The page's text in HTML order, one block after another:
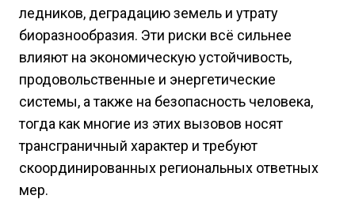
ледников, деградацию земель и утрату
биоразнообразия. Эти риски всё сильнее
влияют на экономическую устойчивость,
продовольственные и энергетические
системы, а также на безопасность человека,
тогда как многие из этих вызовов носят
трансграничный характер и требуют
скоординированных региональных ответных
мер.